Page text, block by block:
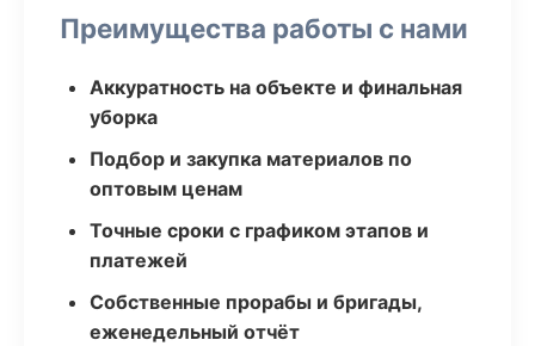
Преимущества работы с нами
Аккуратность на объекте и финальная
уборка
Подбор и закупка материалов по
оптовым ценам
Точные сроки с графиком этапов и
платежей
Собственные прорабы и бригады,
еженедельный отчёт